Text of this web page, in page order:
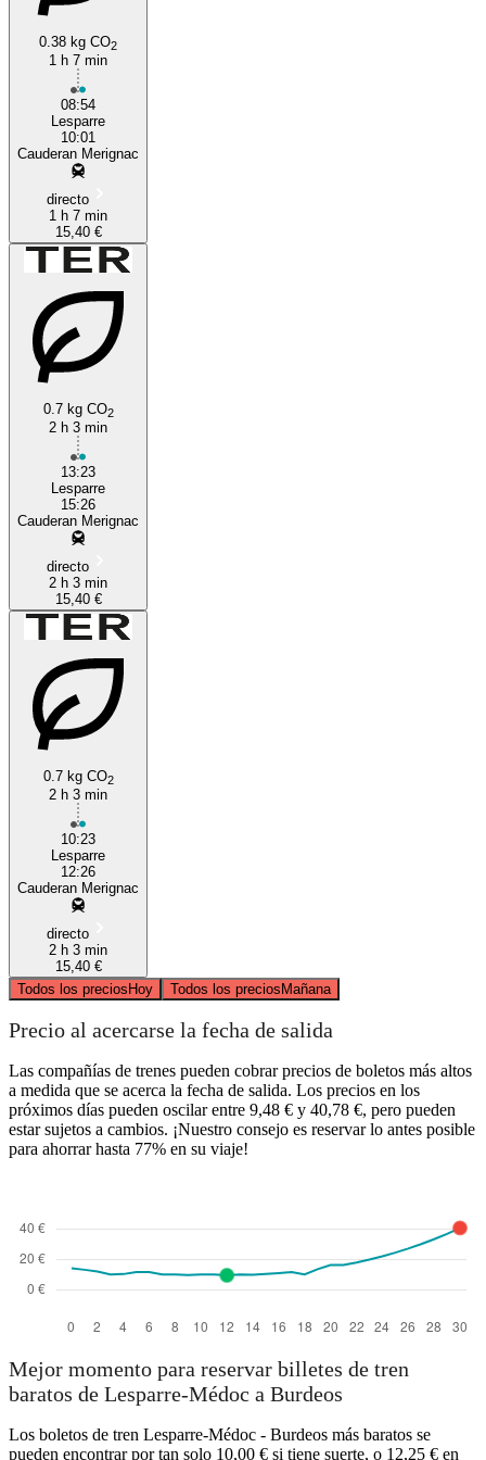
0.38 kg CO2
1 h 7 min
08:54
Lesparre
10:01
Cauderan Merignac
directo
1 h 7 min
15,40 €
0.7 kg CO2
2 h 3 min
13:23
Lesparre
15:26
Cauderan Merignac
directo
2 h 3 min
15,40 €
0.7 kg CO2
2 h 3 min
10:23
Lesparre
12:26
Cauderan Merignac
directo
2 h 3 min
15,40 €
Todos los preciosHoy Todos los preciosMañana
Precio al acercarse la fecha de salida
Las compañías de trenes pueden cobrar precios de boletos más altos
a medida que se acerca la fecha de salida. Los precios en los
próximos días pueden oscilar entre 9,48 € y 40,78 €, pero pueden
estar sujetos a cambios. ¡Nuestro consejo es reservar lo antes posible
para ahorrar hasta 77% en su viaje!
Mejor momento para reservar billetes de tren
baratos de Lesparre-Médoc a Burdeos
Los boletos de tren Lesparre-Médoc - Burdeos más baratos se
pueden encontrar por tan solo 10,00 € si tiene suerte, o 12,25 € en